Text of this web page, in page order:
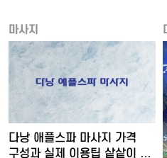
마사지
다낭 애플스파 마사지 가격
구성과 실제 이용팁 샅샅이 …